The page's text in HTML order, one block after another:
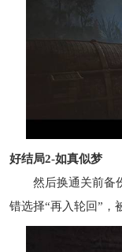
好结局2-如真似梦
然后换通关前备
错选择“再入轮回”，